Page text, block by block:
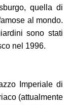
quella di
al mondo.
sono stati
nel 1996.
Imperiale di
(attualmente